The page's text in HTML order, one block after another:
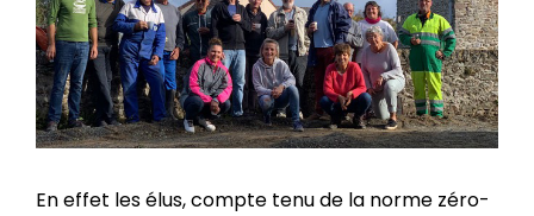
En effet les élus, compte tenu de la norme zéro-